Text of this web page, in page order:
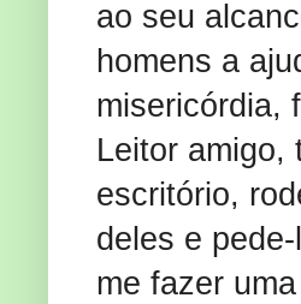
ao seu
homens a
misericórdia,
Leitor amigo,
escritório,
deles e
me fazer